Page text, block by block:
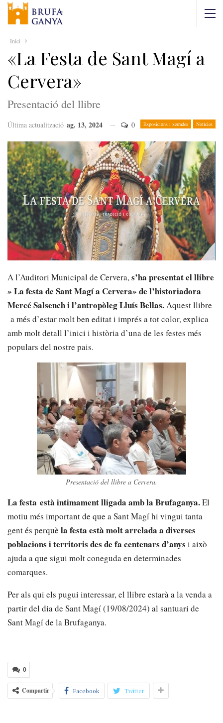
Inici
«La Festa de Sant Magí a
Cervera»
Presentació del llibre
Exposicions i xerrades Notícies
Última actualització ag. 13, 2024 0
A l’Auditori Municipal de Cervera,s’ha presentat el llibre
» La festa de Sant Magí a Cervera» de l’historiadora
Mercé Salsench i l’antropòleg Lluís Bellas.Aquest llibre
a més d’estar molt ben editat i imprés a tot color, explica
amb molt detall l’inici i història d’una de les festes més
populars del nostre pais.
Presentació del llibre a Cervera.
La festa està intimament lligada amb la Brufaganya.El
motiu més important de que a Sant Magí hi vingui tanta
gent és perquè la festa està molt arrelada a diverses
poblacions i territoris des de fa centenars d’anys i això
ajuda a que sigui molt coneguda en determinades
comarques.
Per als qui els pugui interessar, el llibre estarà a la venda a
partir del dia de Sant Magí (19/08/2024) al santuari de
Sant Magí de la Brufaganya.
0
Compartir Facebook Twitter